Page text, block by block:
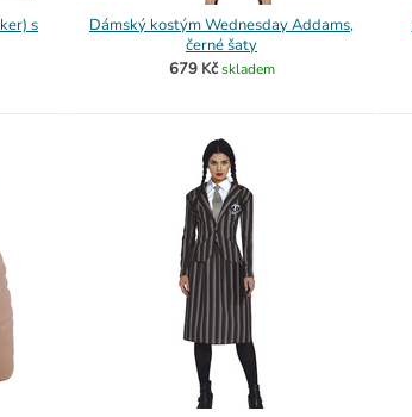
s
Dámský kostým Wednesday Addams,
černé šaty
679 Kč skladem